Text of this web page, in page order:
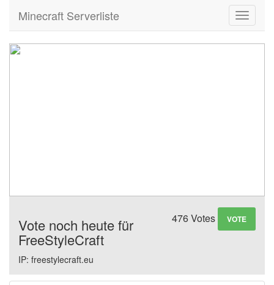
Toggle
Minecraft Serverliste
476 Votes VOTE
Vote noch heute für
FreeStyleCraft
IP: freestylecraft.eu